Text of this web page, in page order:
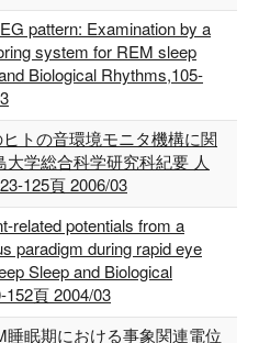
pattern: Examination by a
system for REM sleep
Biological Rhythms,105-
トの音環境モニタ機構に関
大学総合科学研究科紀要 人
125頁 2006/03
related potentials from a
paradigm during rapid eye
Sleep and Biological
頁 2004/03
睡眠期における事象関連電位